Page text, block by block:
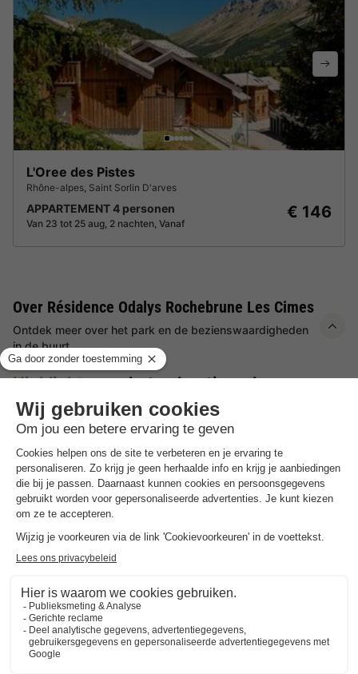
L'Oree des Pistes
Rhône-alpes Saint Sorlin D'arves
APPARTEMENT 4 personen
Van 23 tot 25 aug, 2 nachten, Vanaf
€ 146
Over Résidence Odalys Rochebrune Les Cimes
Ontdek meer over het park en de bezienswaardigheden
in de buurt.
Highlightsvan het vakantiepark
In het hart van het ski resort Orcieres Merlette
Verwarmd binnenzwembad en sauna
Ideaal voor kinderen
Prestige Rochebrune
Goed omte weten